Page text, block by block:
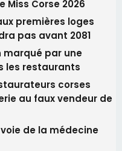
CNI et recevez par
et une sélection de